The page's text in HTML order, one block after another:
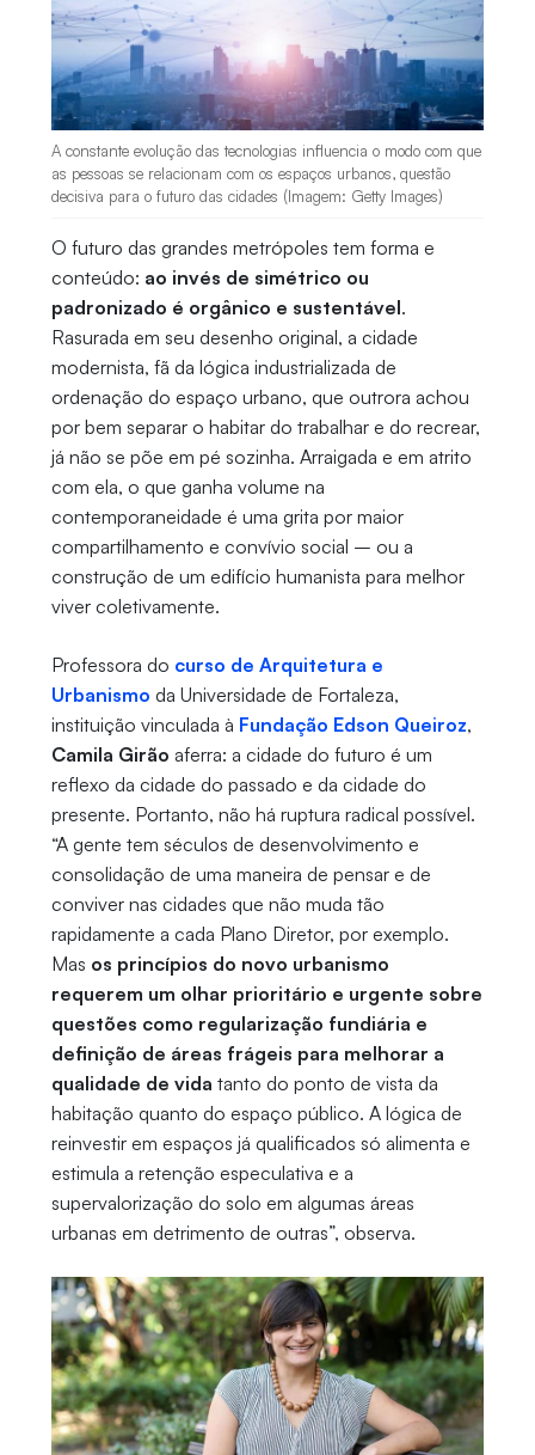
A constante evolução das tecnologias influencia o modo com que
as pessoas se relacionam com os espaços urbanos, questão
decisiva para o futuro das cidades (Imagem: Getty Images)
O futuro das grandes metrópoles tem forma e
conteúdo: ao invés de simétrico ou
padronizado é orgânico e sustentável.
Rasurada em seu desenho original, a cidade
modernista, fã da lógica industrializada de
ordenação do espaço urbano, que outrora achou
por bem separar o habitar do trabalhar e do recrear,
já não se põe em pé sozinha. Arraigada e em atrito
com ela, o que ganha volume na
contemporaneidade é uma grita por maior
compartilhamento e convívio social – ou a
construção de um edifício humanista para melhor
viver coletivamente.
Professora do curso de Arquitetura e
Urbanismo da Universidade de Fortaleza,
instituição vinculada à Fundação Edson Queiroz,
Camila Girão aferra: a cidade do futuro é um
reflexo da cidade do passado e da cidade do
presente. Portanto, não há ruptura radical possível.
“A gente tem séculos de desenvolvimento e
consolidação de uma maneira de pensar e de
conviver nas cidades que não muda tão
rapidamente a cada Plano Diretor, por exemplo.
Mas os princípios do novo urbanismo
requerem um olhar prioritário e urgente sobre
questões como regularização fundiária e
definição de áreas frágeis para melhorar a
qualidade de vida tanto do ponto de vista da
habitação quanto do espaço público. A lógica de
reinvestir em espaços já qualificados só alimenta e
estimula a retenção especulativa e a
supervalorização do solo em algumas áreas
urbanas em detrimento de outras”, observa.